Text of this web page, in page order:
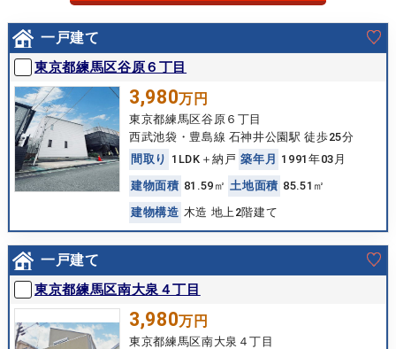
一戸建て
東京都練馬区谷原６丁目
3,980万円
東京都練馬区谷原６丁目
西武池袋・豊島線 石神井公園駅 徒歩25分
間 取 り 1LDK＋納戸 築年 月 1991年03月
建物面積 81.59㎡ 土地面積 85.51㎡
建物構造 木造 地上2階建て
一戸建て
東京都練馬区南大泉４丁目
3,980万円
東京都練馬区南大泉４丁目